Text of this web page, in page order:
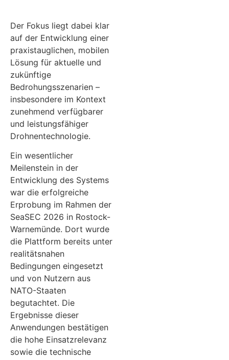
Der Fokus liegt dabei klar
auf der Entwicklung einer
praxistauglichen, mobilen
Lösung für aktuelle und
zukünftige
Bedrohungsszenarien –
insbesondere im Kontext
zunehmend verfügbarer
und leistungsfähiger
Drohnentechnologie.
Ein wesentlicher
Meilenstein in der
Entwicklung des Systems
war die erfolgreiche
Erprobung im Rahmen der
SeaSEC 2026 in Rostock-
Warnemünde. Dort wurde
die Plattform bereits unter
realitätsnahen
Bedingungen eingesetzt
und von Nutzern aus
NATO-Staaten
begutachtet. Die
Ergebnisse dieser
Anwendungen bestätigen
die hohe Einsatzrelevanz
sowie die technische